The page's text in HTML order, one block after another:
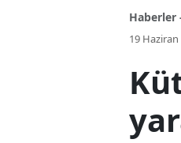
Haberler
19 Haziran